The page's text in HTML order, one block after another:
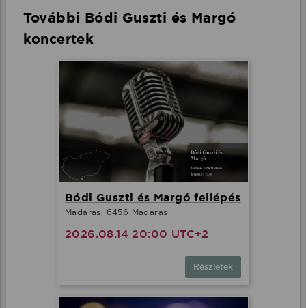
További Bódi Guszti és Margó
koncertek
Bódi Guszti és Margó fellépés
Madaras, 6456 Madaras
2026.08.14 20:00 UTC+2
Részletek